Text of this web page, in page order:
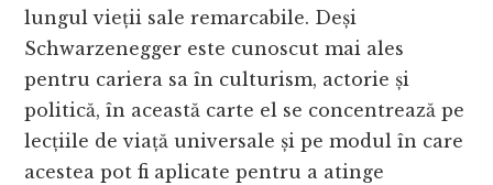
lungul vieții sale remarcabile. Deși
Schwarzenegger este cunoscut mai ales
pentru cariera sa în culturism, actorie și
politică, în această carte el se concentrează pe
lecțiile de viață universale și pe modul în care
acestea pot fi aplicate pentru a atinge